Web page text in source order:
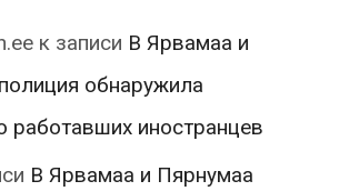
к записи В Ярвамаа и
обнаружила
работавших иностранцев
В Ярвамаа и Пярнумаа